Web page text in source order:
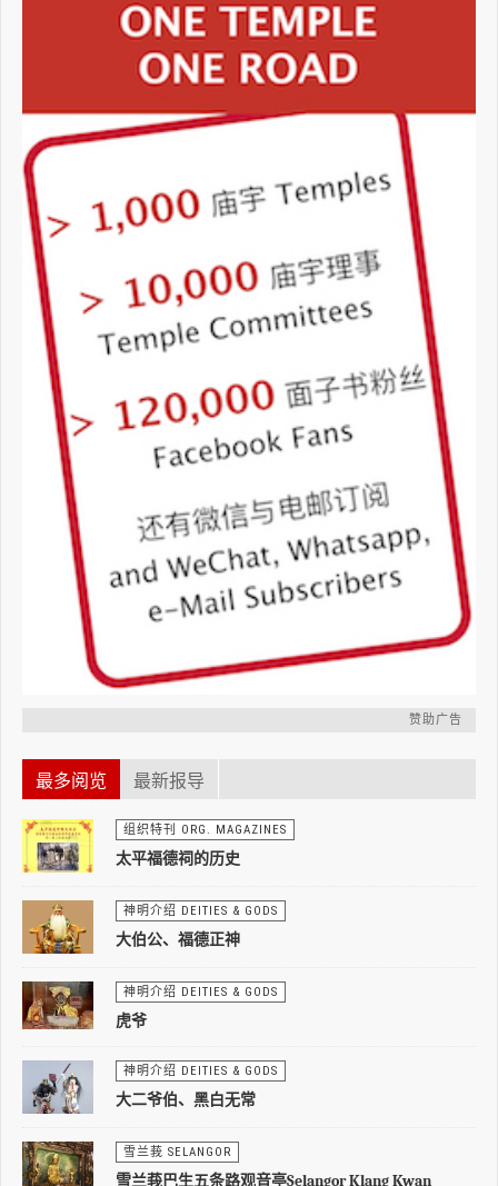
赞助广告
最多阅览 最新报导
组织特刊 ORG. MAGAZINES
太平福德祠的历史
神明介绍 DEITIES & GODS
大伯公、福德正神
神明介绍 DEITIES & GODS
虎爷
神明介绍 DEITIES & GODS
大二爷伯、黑白无常
雪兰莪 SELANGOR
雪兰莪巴生五条路观音亭Selangor Klang Kwan